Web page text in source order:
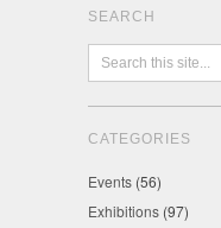
SEARCH
CATEGORIES
Events (56)
Exhibitions (97)